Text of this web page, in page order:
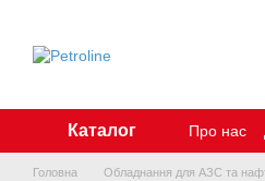
Каталог Про нас
Головна Обладнання для АЗС та